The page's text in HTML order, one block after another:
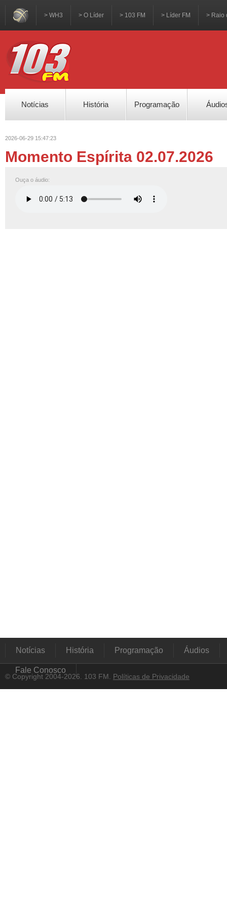
> WH3 > O Líder > 103 FM > Líder FM > Raio
Notícias História Programação
2026-06-29 15:47:23
Momento Espírita 02.07.2026
Ouça o áudio:
Notícias História Programação Áudios
Fale Conosco
© Copyright 2004-2026. 103 FM. Políticas de Privacidade